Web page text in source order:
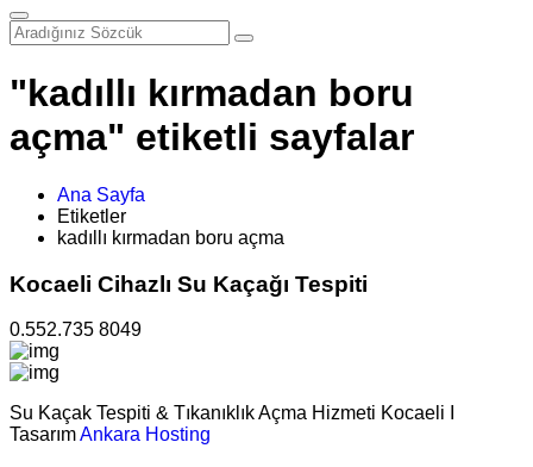
"kadıllı kırmadan boru
açma" etiketli sayfalar
Ana Sayfa
Etiketler
kadıllı kırmadan boru açma
Kocaeli Cihazlı Su Kaçağı Tespiti
0.552.735 8049
Su Kaçak Tespiti & Tıkanıklık Açma Hizmeti Kocaeli I
TasarımAnkara Hosting